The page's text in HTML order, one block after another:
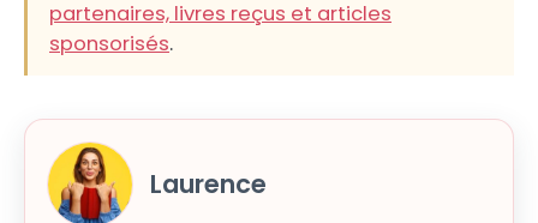
partenaires, livres reçus et articles
sponsorisés.
Laurence